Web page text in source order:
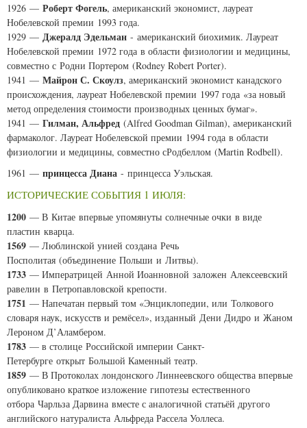
1926 — Роберт Фогель, американский экономист, лауреат
Нобелевской премии 1993 года.
1929 — Джералд Эдельман - американский биохимик. Лауреат
Нобелевской премии 1972 года в области физиологии и медицины,
совместно с Родни Портером (Rodney Robert Porter).
1941 — Майрон С. Скоулз, американский экономист канадского
происхождения, лауреат Нобелевской премии 1997 года «за новый
метод определения стоимости производных ценных бумаг».
1941 — Гилман, Альфред (Alfred Goodman Gilman), американский
фармаколог. Лауреат Нобелевской премии 1994 года в области
физиологии и медицины, совместно сРодбеллом (Martin Rodbell).
1961 — принцесса Диана - принцесса Уэльская.
ИСТОРИЧЕСКИЕ СОБЫТИЯ 1 ИЮЛЯ:
1200 — В Китае впервые упомянуты солнечные очки в виде
пластин кварца.
1569 — Люблинской унией создана Речь
Посполитая (объединение Польши и Литвы).
1733 — Императрицей Анной Иоанновной заложен Алексеевский
равелин в Петропавловской крепости.
1751 — Напечатан первый том «Энциклопедии, или Толкового
словаря наук, искусств и ремёсел», изданный Дени Дидро и Жаном
Лероном Д’Аламбером.
1783 — в столице Российской империи Санкт-
Петербурге открыт Большой Каменный театр.
1859 — В Протоколах лондонского Линнеевского общества впервые
опубликовано краткое изложение гипотезы естественного
отбора Чарльза Дарвина вместе с аналогичной статьёй другого
английского натуралиста Альфреда Рассела Уоллеса.